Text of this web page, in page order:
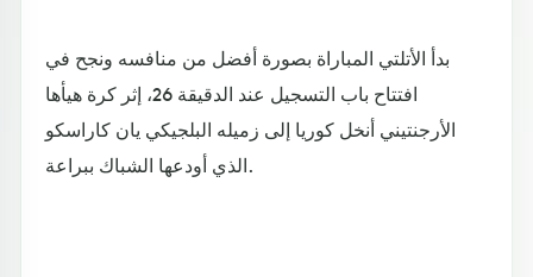
بدأ الأتلتي المباراة بصورة أفضل من منافسه ونجح في
افتتاح باب التسجيل عند الدقيقة 26، إثر كرة هيأها
الأرجنتيني أنخل كوريا إلى زميله البلجيكي يان كاراسكو
الذي أودعها الشباك ببراعة.